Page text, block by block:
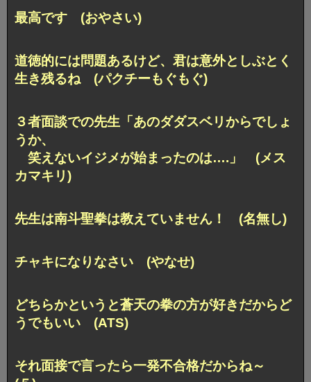
最高です (おやさい)
道徳的には問題あるけど、 君は意外としぶとく
生き残るね (パクチーもぐもぐ)
３者面談での先生「あのダダスベリからでしょ
うか、
笑えないイジメが始まったのは….」 (メス
カマキリ)
先生は南斗聖拳は教えていません！ (名無し)
チャキになりなさい (やなせ)
どちらかというと蒼天の拳の方が好きだからど
うでもいい (ATS)
それ面接で言ったら一発不合格だからね～